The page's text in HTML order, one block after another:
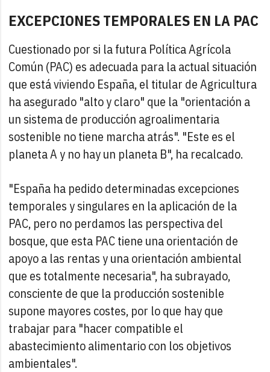
EXCEPCIONES TEMPORALES EN LA PAC
Cuestionado por si la futura Política Agrícola
Común (PAC) es adecuada para la actual situación
que está viviendo España, el titular de Agricultura
ha asegurado "alto y claro" que la "orientación a
un sistema de producción agroalimentaria
sostenible no tiene marcha atrás". "Este es el
planeta A y no hay un planeta B", ha recalcado.
"España ha pedido determinadas excepciones
temporales y singulares en la aplicación de la
PAC, pero no perdamos las perspectiva del
bosque, que esta PAC tiene una orientación de
apoyo a las rentas y una orientación ambiental
que es totalmente necesaria", ha subrayado,
consciente de que la producción sostenible
supone mayores costes, por lo que hay que
trabajar para "hacer compatible el
abastecimiento alimentario con los objetivos
ambientales".